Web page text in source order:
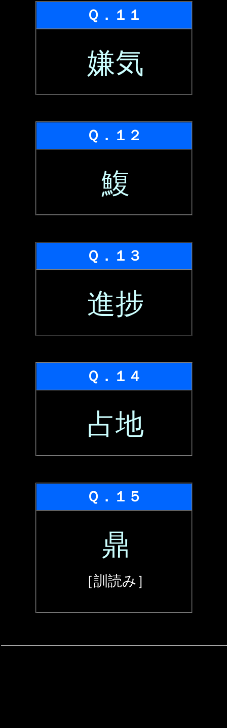
Ｑ．１１
嫌気
Ｑ．１２
鰒
Ｑ．１３
進捗
Ｑ．１４
占地
Ｑ．１５
鼎
［訓読み］